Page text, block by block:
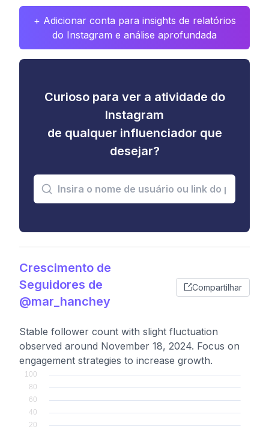
+ Adicionar conta para insights de relatórios
do Instagram e análise aprofundada
Curioso para ver a atividade do
Instagram
de qualquer influenciador que
desejar?
Crescimento de
Seguidores de
@mar_hanchey
Compartilhar
Stable follower count with slight fluctuation
observed around November 18, 2024. Focus on
engagement strategies to increase growth.